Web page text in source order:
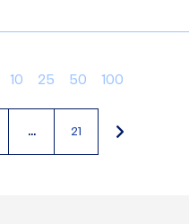
10 25 50 100
… 21